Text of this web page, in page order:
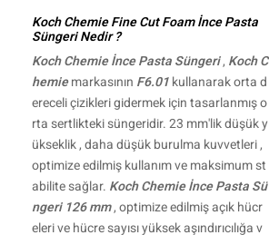
Koch Chemie Fine Cut Foam İnce Pasta
Süngeri Nedir ?
Koch Chemie İnce Pasta Süngeri, Koch C
hemiemarkasının F6.01kullanarak orta d
ereceli çizikleri gidermek için tasarlanmış o
rta sertlikteki süngeridir. 23 mm'lik düşük y
ükseklik , daha düşük burulma kuvvetleri ,
optimize edilmiş kullanım ve maksimum st
abilite sağlar. Koch Chemie İnce Pasta Sü
ngeri 126 mm, optimize edilmiş açık hücr
eleri ve hücre sayısı yüksek aşındırıcılığa v